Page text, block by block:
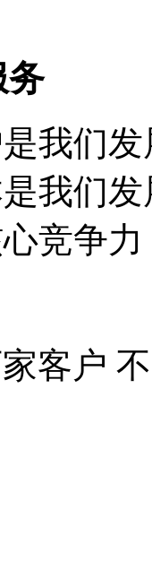
务
我们
我们
竞争
客户